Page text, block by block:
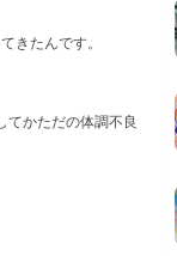
きたんです。
てかただの体調不良